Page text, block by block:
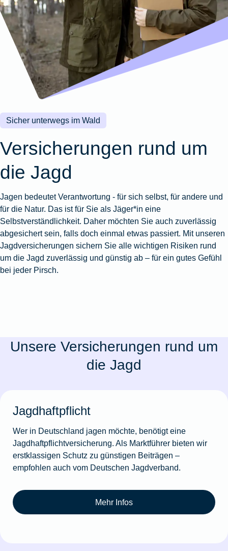
Wohnungsschutzbrief
Zur
Produktübersicht
Gewässerschadenhaftpflicht
Zur
Produktübersicht
Produktübersicht
Reisehaftpflichtversicherung
Reiserücktrittsversicherung
Zur
Produktübersicht
Zur
Produktübersicht
Zur
Produktübersicht
Zur
Produktübersicht
Montageversicherung
Zur
Produktübersicht
Gruppenunfall für
Betriebe
Gruppenunfall für
Vereine
Produktübersicht
Kunstversicherung
Ausstellungsversicherung
Valorenversicherung
Oldtimersammlungsversicherung
Zur
Sicher unterwegs im Wald
Versicherungen rund um
die Jagd
Jagen bedeutet Verantwortung - für sich selbst, für andere und
für die Natur. Das ist für Sie als Jäger*in eine
Selbstverständlichkeit. Daher möchten Sie auch zuverlässig
abgesichert sein, falls doch einmal etwas passiert. Mit unseren
Jagdversicherungen sichern Sie alle wichtigen Risiken rund
um die Jagd zuverlässig und günstig ab – für ein gutes Gefühl
bei jeder Pirsch.
Unsere Versicherungen rund um
die Jagd
Jagdhaftpflicht
Wer in Deutschland jagen möchte, benötigt eine
Jagdhaftpflichtversicherung. Als Marktführer bieten wir
erstklassigen Schutz zu günstigen Beiträgen –
empfohlen auch vom Deutschen Jagdverband.
Mehr Infos